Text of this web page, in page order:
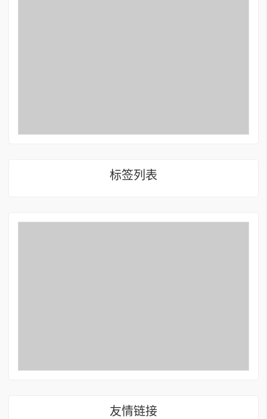
标签列表
友情链接